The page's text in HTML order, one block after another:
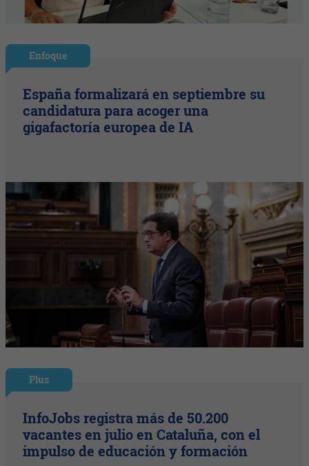
Enfoque
España formalizará en septiembre su
candidatura para acoger una
gigafactoría europea de IA
Plus
InfoJobs registra más de 50.200
vacantes en julio en Cataluña, con el
impulso de educación y formación